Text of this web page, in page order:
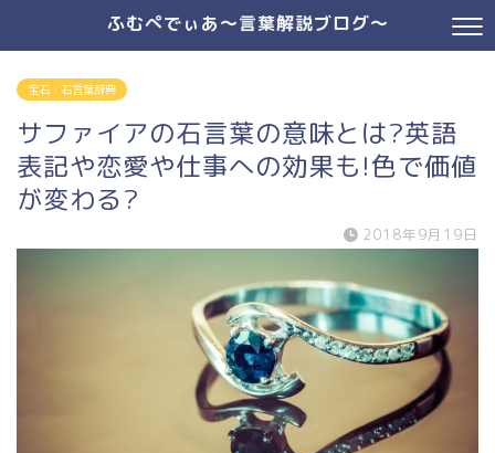
ふむぺでぃあ～言葉解説ブログ～
宝石・石言葉辞典
サファイアの石言葉の意味とは?英語
表記や恋愛や仕事への効果も!色で価値
が変わる?
2018年9月19日